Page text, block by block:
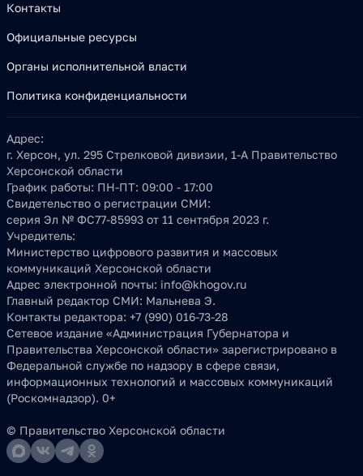
Контакты
Официальные ресурсы
Органы исполнительной власти
Политика конфиденциальности
Адрес:
г. Херсон, ул. 295 Стрелковой дивизии, 1-А Правительство
Херсонской области
График работы: ПН-ПТ: 09:00 - 17:00
Свидетельство о регистрации СМИ:
серия Эл № ФС77-85993 от 11 сентября 2023 г.
Учредитель:
Министерство цифрового развития и массовых
коммуникаций Херсонской области
Адрес электронной почты: info@khogov.ru
Главный редактор СМИ: Мальнева Э.
Контакты редактора: +7 (990) 016-73-28
Сетевое издание «Администрация Губернатора и
Правительства Херсонской области» зарегистрировано в
Федеральной службе по надзору в сфере связи,
информационных технологий и массовых коммуникаций
(Роскомнадзор). 0+
© Правительство Херсонской области